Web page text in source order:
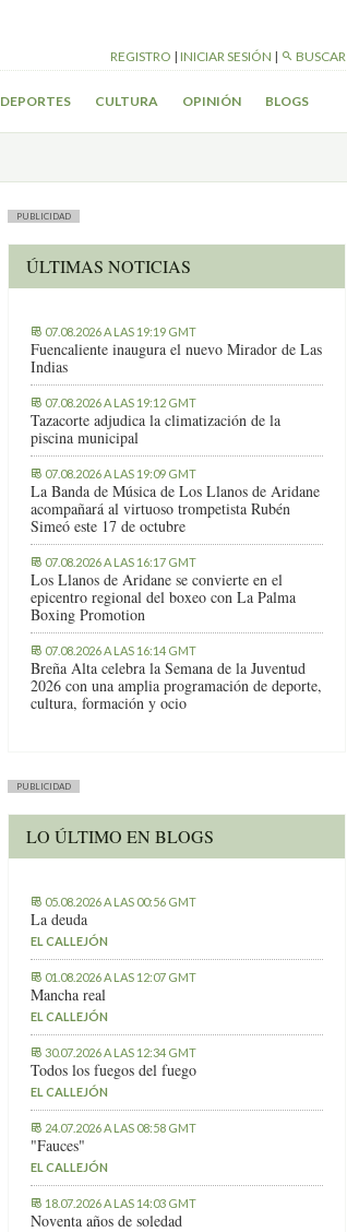
REGISTRO | INICIAR SESIÓN | BUSCAR
DEPORTES CULTURA OPINIÓN BLOGS
PUBLICIDAD
ÚLTIMAS NOTICIAS
07.08.2026 A LAS 19:19 GMT
Fuencaliente inaugura el nuevo Mirador de Las
Indias
07.08.2026 A LAS 19:12 GMT
Tazacorte adjudica la climatización de la
piscina municipal
07.08.2026 A LAS 19:09 GMT
La Banda de Música de Los Llanos de Aridane
acompañará al virtuoso trompetista Rubén
Simeó este 17 de octubre
07.08.2026 A LAS 16:17 GMT
Los Llanos de Aridane se convierte en el
epicentro regional del boxeo con La Palma
Boxing Promotion
07.08.2026 A LAS 16:14 GMT
Breña Alta celebra la Semana de la Juventud
2026 con una amplia programación de deporte,
cultura, formación y ocio
PUBLICIDAD
LO ÚLTIMO EN BLOGS
05.08.2026 A LAS 00:56 GMT
La deuda
EL CALLEJÓN
01.08.2026 A LAS 12:07 GMT
Mancha real
EL CALLEJÓN
30.07.2026 A LAS 12:34 GMT
Todos los fuegos del fuego
EL CALLEJÓN
24.07.2026 A LAS 08:58 GMT
"Fauces"
EL CALLEJÓN
18.07.2026 A LAS 14:03 GMT
Noventa años de soledad